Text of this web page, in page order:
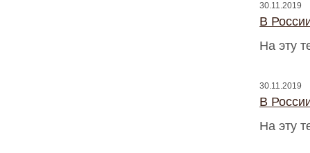
30.11.2019
В
На эту
30.11.2019
В
На эту